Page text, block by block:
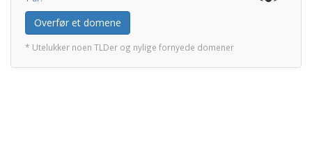
Overfør et domene
* Utelukker noen TLDer og nylige fornyede domener